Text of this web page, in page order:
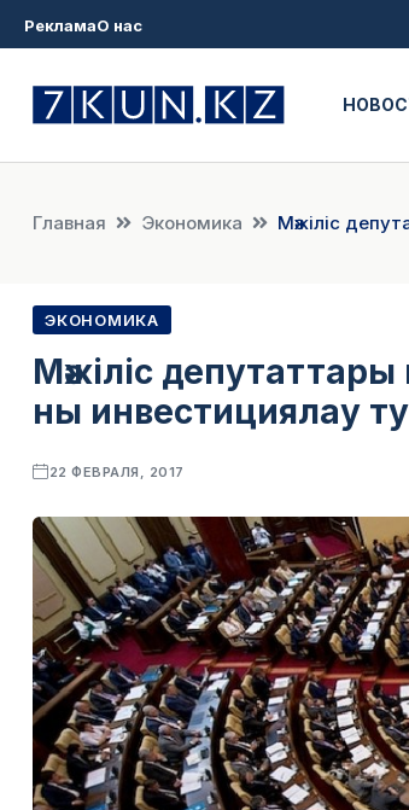
РекламаО нас
Главная Экономика Мәжіліс
ЭКОНОМИКА
Мәжіліс
ны инвестициялау
22 ФЕВРАЛЯ, 2017